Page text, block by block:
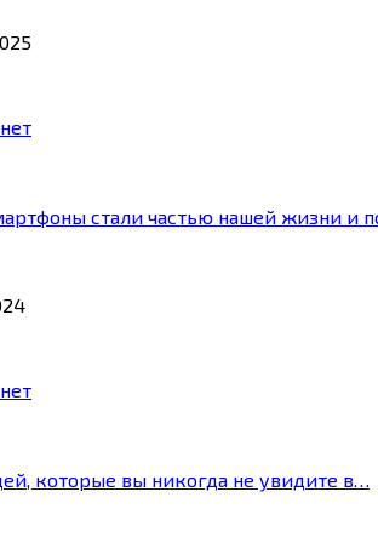
стали частью нашей жизни и
которые вы никогда не увидите в…